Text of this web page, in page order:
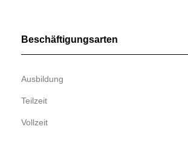
Beschäftigungsarten
Ausbildung
Teilzeit
Vollzeit